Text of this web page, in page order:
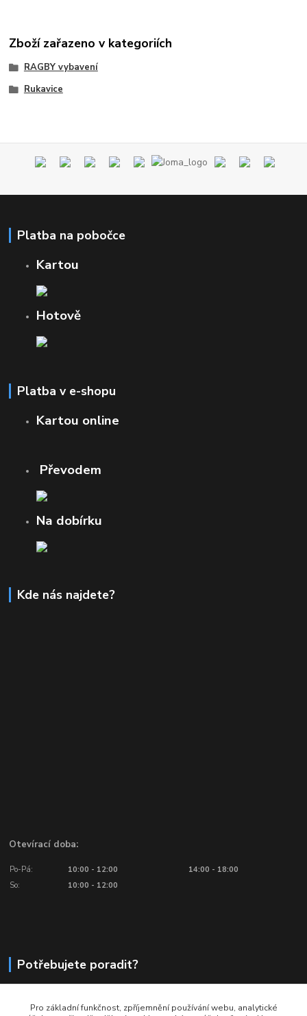
Zboží zařazeno v kategoriích
RAGBY vybavení
Rukavice
Platba na pobočce
Kartou
Hotově
Platba v e-shopu
Kartou online
Převodem
Na dobírku
Kde nás najdete?
Otevírací doba:
Po-Pá: 10:00 - 12:00
14:00 - 18:00
So:
10:00 - 12:00
Potřebujete poradit?
Volejte: Po - Pá (10:00 - 18:00)
Pro základní funkčnost, zpříjemnění používání webu, analytické